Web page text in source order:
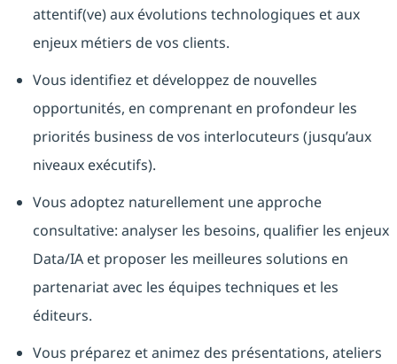
attentif(ve) aux évolutions technologiques et aux
enjeux métiers de vos clients.
Vous identifiez et développez de nouvelles
opportunités, en comprenant en profondeur les
priorités business de vos interlocuteurs (jusqu’aux
niveaux exécutifs).
Vous adoptez naturellement une approche
consultative: analyser les besoins, qualifier les enjeux
Data/IA et proposer les meilleures solutions en
partenariat avec les équipes techniques et les
éditeurs.
Vous préparez et animez des présentations, ateliers